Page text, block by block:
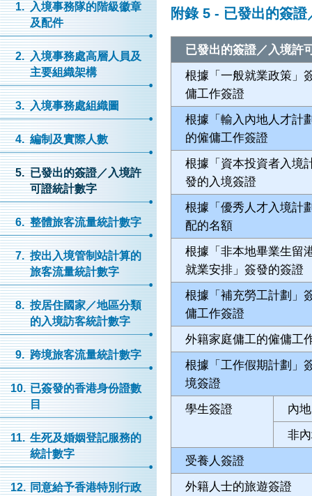
1. 入境事務隊的階級徽章
及配件
2. 入境事務處高層人員及
主要組織架構
3. 入境事務處組織圖
4. 編制及實際人數
5. 已發出的簽證／入境許
可證統計數字
6. 整體旅客流量統計數字
7. 按出入境管制站計算的
旅客流量統計數字
8. 按居住國家／地區分類
的入境訪客統計數字
9. 跨境旅客流量統計數字
10. 已簽發的香港身份證數
目
11. 生死及婚姻登記服務的
統計數字
12. 同意給予香港特別行政
附錄 5 - 已發出的簽
已發出的簽證／入境許
根據「一般就業政策」
傭工作簽證
根據「輸入內地人才計
的僱傭工作簽證
根據「資本投資者入境
發的入境簽證
根據「優秀人才入境計
配的名額
根據「非本地畢業生留
就業安排」簽發的簽證
根據「補充勞工計劃」
傭工作簽證
外籍家庭傭工的僱傭工
根據「工作假期計劃」
境簽證
學生簽證 內
非
受養人簽證
外籍人士的旅遊簽證